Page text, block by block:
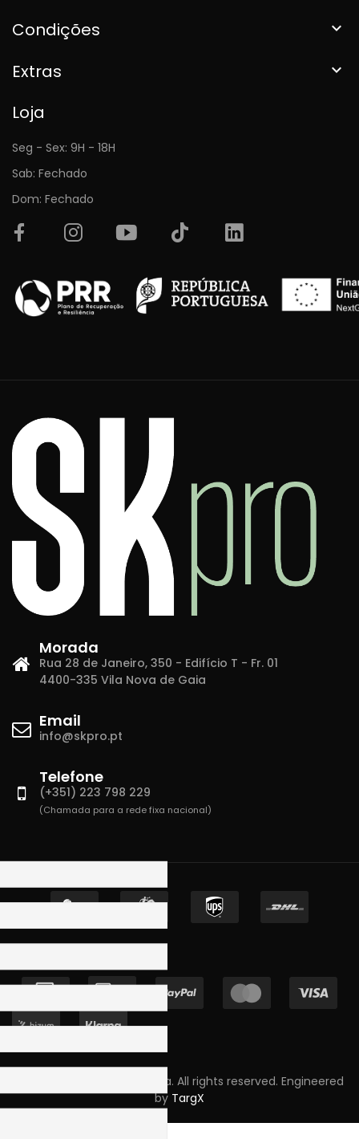
Condições 
Extras 
Loja
Seg - Sex: 9H - 18H
Sab: Fechado
Dom: Fechado
Morada
Rua 28 de Janeiro, 350 - Edifício T - Fr. 01
4400-335 Vila Nova de Gaia
Email
info@skpro.pt
Telefone
(+351) 223 798 229
(Chamada para a rede fixa nacional)
Copyright © 2023 Skpro, Lda. All rights reserved. Engineered
by TargX